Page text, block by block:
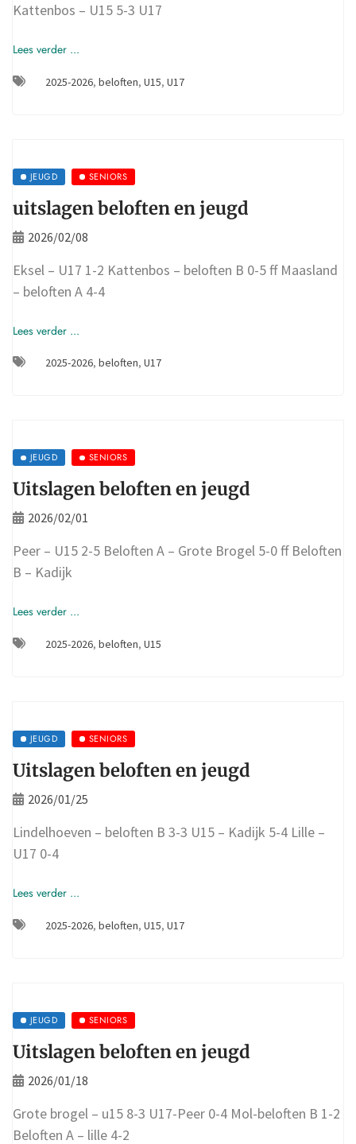
Kattenbos – U15 5-3 U17
Lees verder ...
2025-2026, beloften, U15, U17
JEUGD SENIORS
uitslagen beloften en jeugd
2026/02/08
Eksel – U17 1-2 Kattenbos – beloften B 0-5 ff Maasland
– beloften A 4-4
Lees verder ...
2025-2026, beloften, U17
JEUGD SENIORS
Uitslagen beloften en jeugd
2026/02/01
Peer – U15 2-5 Beloften A – Grote Brogel 5-0 ff Beloften
B – Kadijk
Lees verder ...
2025-2026, beloften, U15
JEUGD SENIORS
Uitslagen beloften en jeugd
2026/01/25
Lindelhoeven – beloften B 3-3 U15 – Kadijk 5-4 Lille –
U17 0-4
Lees verder ...
2025-2026, beloften, U15, U17
JEUGD SENIORS
Uitslagen beloften en jeugd
2026/01/18
Grote brogel – u15 8-3 U17-Peer 0-4 Mol-beloften B 1-2
Beloften A – lille 4-2